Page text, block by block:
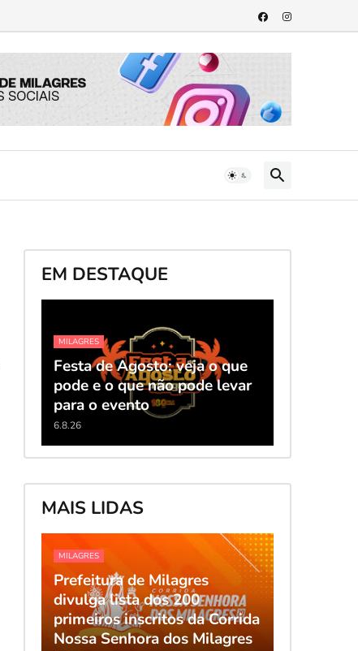
EM DESTAQUE
MILAGRES
Festa de Agosto: veja o que
pode e o que não pode levar
para o evento
6.8.26
MAIS LIDAS
MILAGRES
Prefeitura de Milagres
divulga lista dos 200
primeiros inscritos da Corrida
Nossa Senhora dos Milagres